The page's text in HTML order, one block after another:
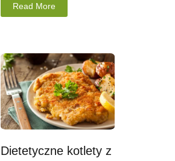
Read More
Dietetyczne kotlety z